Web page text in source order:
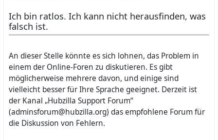
Ich bin ratlos. Ich kann nicht herausfinden, was
falsch ist.
An dieser Stelle könnte es sich lohnen, das Problem in
einem der Online-Foren zu diskutieren. Es gibt
möglicherweise mehrere davon, und einige sind
vielleicht besser für Ihre Sprache geeignet. Derzeit ist
der Kanal „Hubzilla Support Forum“
(adminsforum@hubzilla.org) das empfohlene Forum für
die Diskussion von Fehlern.